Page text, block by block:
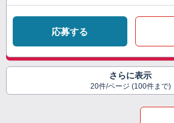
応募する
さらに表示
20件/ページ (100件まで)